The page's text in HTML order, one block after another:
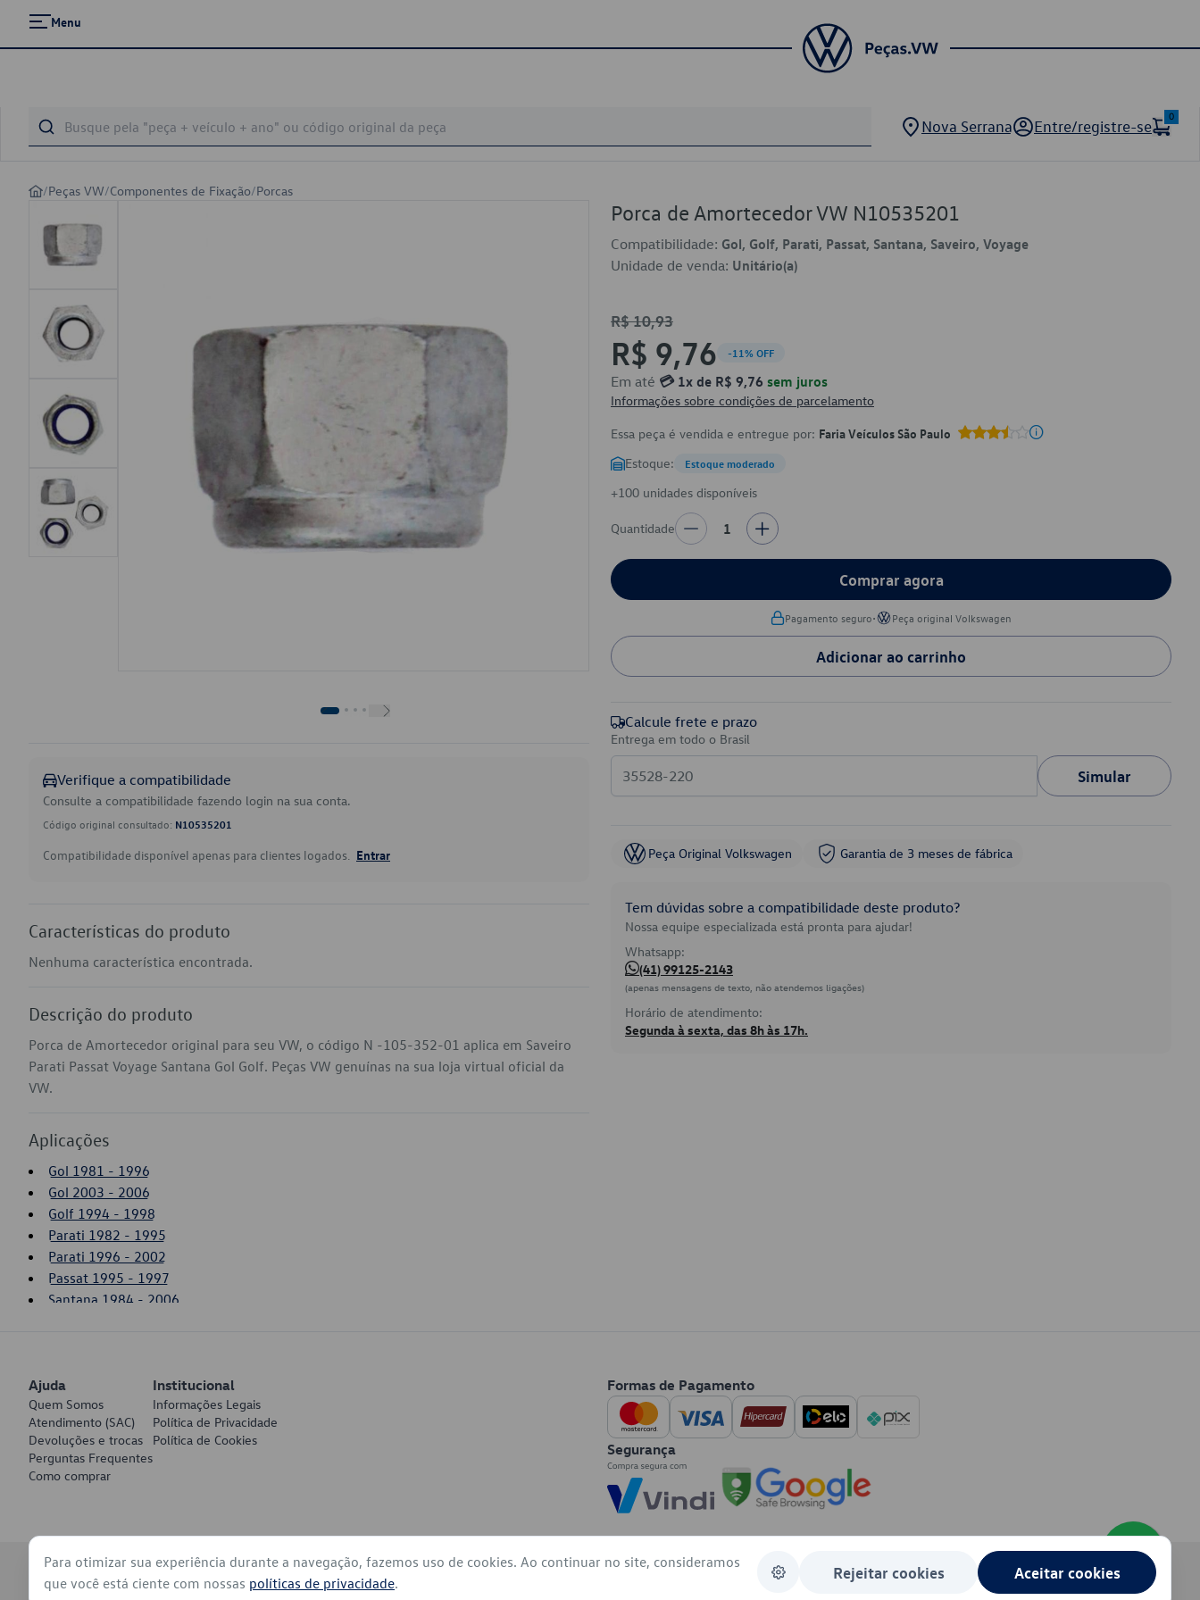
Menu
Nova Serrana Entre/registre-se
0
/Peças VW/Componentes de Fixação/Porcas
Verifique a compatibilidade
Consulte a compatibilidade fazendo login na sua conta.
Código original consultado: N10535201
Compatibilidade disponível apenas para clientes logados. Entrar
Características do produto
Nenhuma característica encontrada.
Descrição do produto
Porca de Amortecedor original para seu VW, o código N -105-352-01 aplica em Saveiro
Parati Passat Voyage Santana Gol Golf. Peças VW genuínas na sua loja virtual oficial da
VW.
Aplicações
Gol 1981 - 1996
Gol 2003 - 2006
Golf 1994 - 1998
Parati 1982 - 1995
Parati 1996 - 2002
Passat 1995 - 1997
Santana 1984 - 2006
Porca de Amortecedor VW N10535201
Compatibilidade: Gol, Golf, Parati, Passat, Santana, Saveiro, Voyage
Unidade de venda: Unitário(a)
R$ 10,93
R$ 9,76 -11% OFF
Em até 💳 1x de R$ 9,76 sem juros
Informações sobre condições de parcelamento
Essa peça é vendida e entregue por: Faria Veículos São Paulo
Estoque: Estoque moderado
+100 unidades disponíveis
Quantidade 1
Comprar agora
Pagamento seguro• Peça original Volkswagen
Adicionar ao carrinho
Calcule frete e prazo
Entrega em todo o Brasil
Simular
Peça Original Volkswagen Garantia de 3 meses de fábrica
Tem dúvidas sobre a compatibilidade deste produto?
Nossa equipe especializada está pronta para ajudar!
Whatsapp:
(41) 99125-2143
(apenas mensagens de texto, não atendemos ligações)
Horário de atendimento:
Segunda à sexta, das 8h às 17h.
Ajuda
Quem Somos
Atendimento (SAC)
Devoluções e trocas
Perguntas Frequentes
Como comprar
Institucional
Informações Legais
Política de Privacidade
Política de Cookies
Formas de Pagamento
Segurança
© 2026 - Volkswagen do Brasil - Todos os direitos reservados
Para otimizar sua experiência durante a navegação, fazemos uso de cookies. Ao continuar no site, consideramos
que você está ciente com nossas políticas de privacidade.
Rejeitar cookies Aceitar cookies